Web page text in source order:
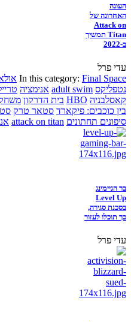
העונה
האחרונה של
Attack on
Titan תמשיך
ב-2022
עדי פרל
In this category: Final Space
נטפליקס adult swim אנימציה
קאסלבניה HBO בית הדרקון
בין כוכבים: פיקארד סטאר טרק
סיפונים תחתונים attack on titan
בר הגיימינג
Level Up
בסכנת סגירה,
כך תוכלו לעזור
עדי פרל